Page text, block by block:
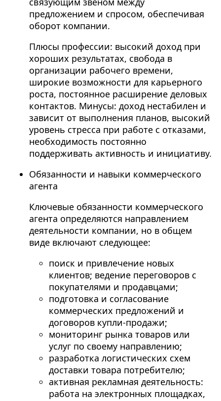
предложением и спросом, обеспечивая
оборот компании.
Плюсы профессии: высокий доход при
хороших результатах, свобода в
организации рабочего времени,
широкие возможности для карьерного
роста, постоянное расширение деловых
контактов. Минусы: доход нестабилен и
зависит от выполнения планов, высокий
уровень стресса при работе с отказами,
необходимость постоянно
поддерживать активность и инициативу.
Обязанности и навыки коммерческого
агента
Ключевые обязанности коммерческого
агента определяются направлением
деятельности компании, но в общем
виде включают следующее:
поиск и привлечение новых
клиентов; ведение переговоров с
покупателями и продавцами;
подготовка и согласование
коммерческих предложений и
договоров купли-продажи;
мониторинг рынка товаров или
услуг по своему направлению;
разработка логистических схем
доставки товара потребителю;
активная рекламная деятельность:
работа на электронных площадках,